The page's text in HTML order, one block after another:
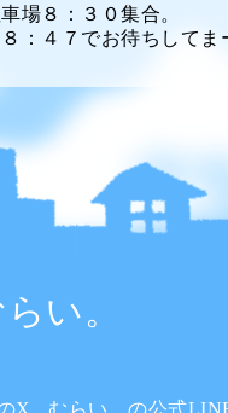
場８：３０集合。
：４７でお待ちしてま
い。
X むらい。の公式